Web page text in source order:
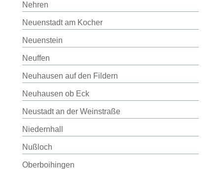
Nehren
Neuenstadt am Kocher
Neuenstein
Neuffen
Neuhausen auf den Fildern
Neuhausen ob Eck
Neustadt an der Weinstraße
Niedernhall
Nußloch
Oberboihingen